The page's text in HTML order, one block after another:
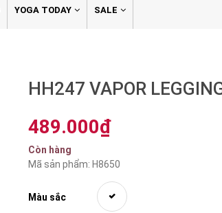
YOGA TODAY SALE
HH247 VAPOR
489.000₫
Còn hàng
Mã sản phẩm: H8650
Màu sắc